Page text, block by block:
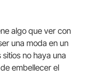
algo que ver con
una moda en un
no haya una
embellecer el